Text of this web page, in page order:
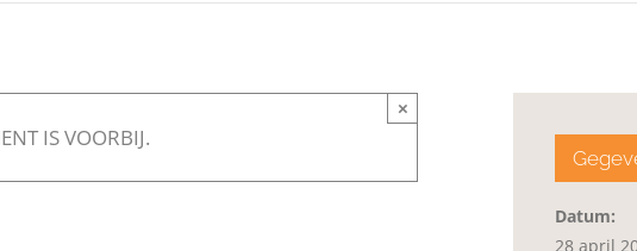
IS VOORBIJ.
×
Datum:
28 april